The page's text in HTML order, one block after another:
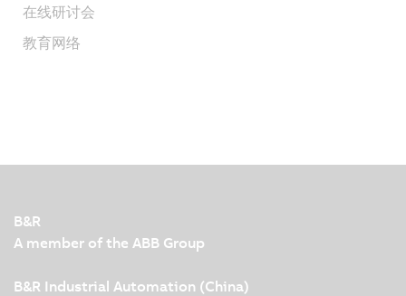
在线研讨会
教育网络
B&R
A member of the ABB Group
B&R Industrial Automation (China)